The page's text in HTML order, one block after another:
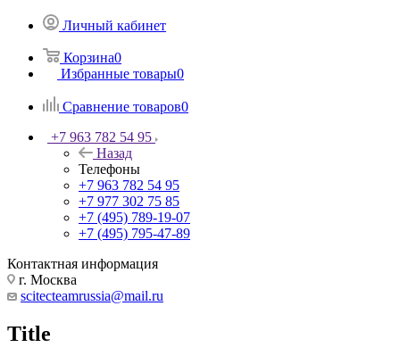
Личный кабинет
Корзина0
Избранные товары0
Сравнение товаров0
+7 963 782 54 95
Назад
Телефоны
+7 963 782 54 95
+7 977 302 75 85
+7 (495) 789-19-07
+7 (495) 795-47-89
Контактная информация
г. Москва
scitecteamrussia@mail.ru
Title